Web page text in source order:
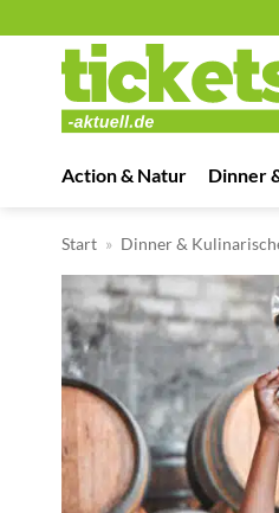
springen
Action & Natur Dinner
Start » Dinner &